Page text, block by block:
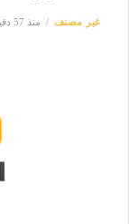
غير مصنف منذ 57 دقيقة